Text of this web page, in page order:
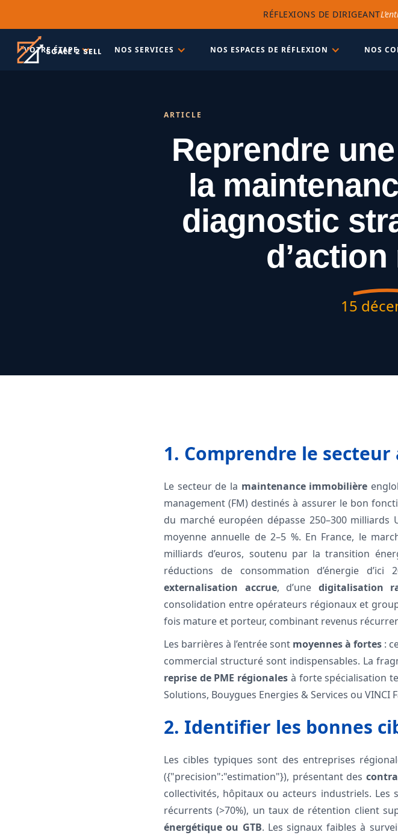
RÉFLEXIONS DE DIRIGEANT
VOTRE ÉTAPE NOS SERVICES NOS ESPACES DE RÉFLEXION NOS
ARTICLE
Reprendre
la
diagnostic
15
1. Comprendre le
Le secteur de la maintenance immobilière
management (FM) destinés à assurer le bon
du marché européen dépasse 250–300 milliards
moyenne annuelle de 2–5 %. En France, le
milliards d’euros, soutenu par la transition
réductions de consommation d’énergie d’ici
externalisation accrue, d’une digitalisation
consolidation entre opérateurs régionaux et
fois mature et porteur, combinant revenus
Les barrières à l’entrée sont moyennes à fortes :
commercial structuré sont indispensables. La
reprise de PME régionales à forte spécialisation
Solutions, Bouygues Energies & Services ou
2. Identifier les bonnes
Les cibles typiques sont des entreprises
({"precision":"estimation"}), présentant des
collectivités, hôpitaux ou acteurs industriels.
récurrents (>70%), un taux de rétention client
énergétique ou GTB. Les signaux faibles à